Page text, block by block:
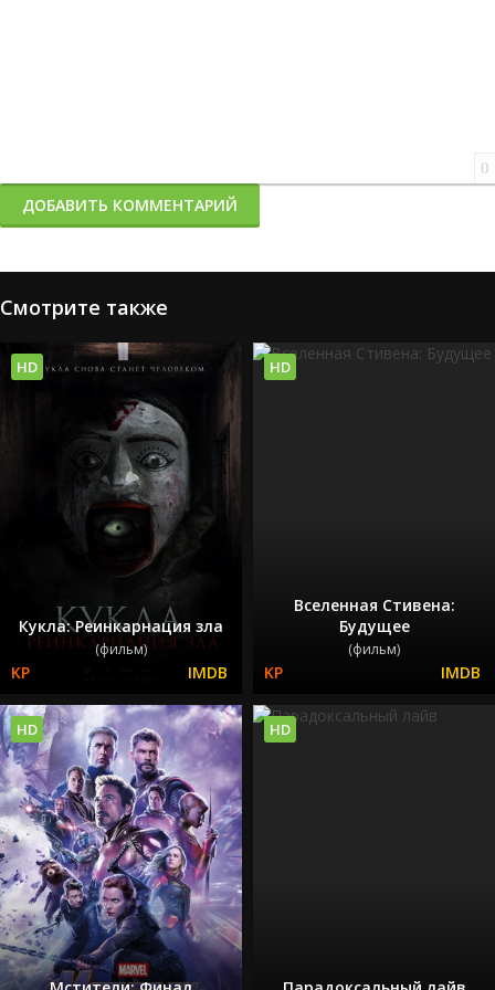
0
ДОБАВИТЬ КОММЕНТАРИЙ
Смотрите также
Кукла: Реинкарнация зла
(фильм)
HD
Вселенная Стивена:
Будущее
(фильм)
HD
HD HD